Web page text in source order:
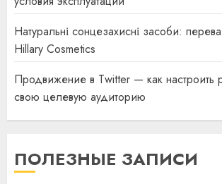
Натуральні сонцезахисні засоби:
Hillary Cosmetics
Продвижение в Twitter — как настроить
свою целевую аудиторию
ПОЛЕЗНЫЕ ЗАПИСИ